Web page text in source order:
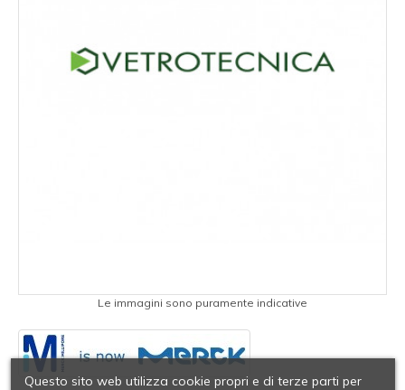
Le immagini sono puramente indicative
Questo sito web utilizza cookie propri e di terze parti per